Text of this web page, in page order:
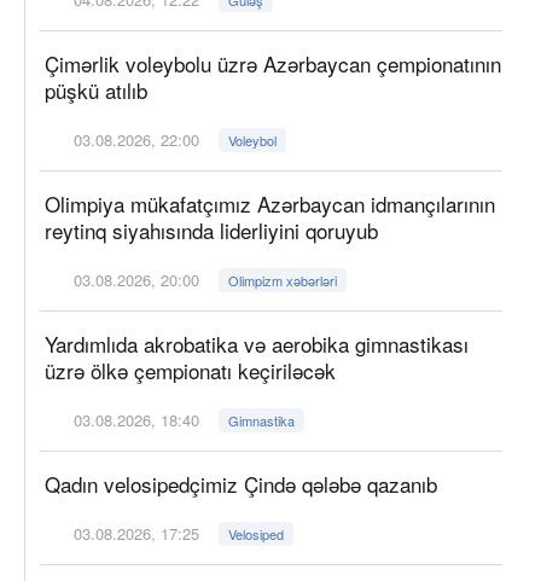
Çimərlik voleybolu üzrə Azərbaycan çempionatının
püşkü atılıb
03.08.2026, 22:00 Voleybol
Olimpiya mükafatçımız Azərbaycan idmançılarının
reytinq siyahısında liderliyini qoruyub
03.08.2026, 20:00 Olimpizm xəbərləri
Yardımlıda akrobatika və aerobika gimnastikası
üzrə ölkə çempionatı keçiriləcək
03.08.2026, 18:40 Gimnastika
Qadın velosipedçimiz Çində qələbə qazanıb
03.08.2026, 17:25 Velosiped